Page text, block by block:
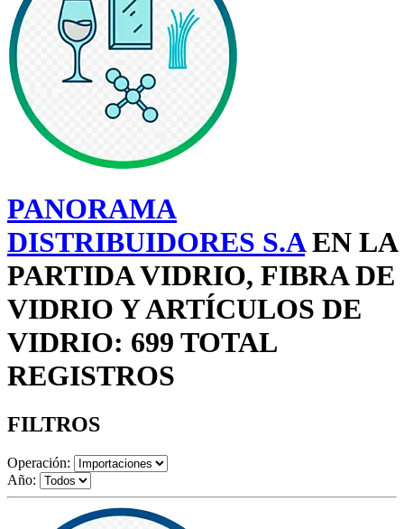
PANORAMA
DISTRIBUIDORES S.AEN LA
PARTIDA VIDRIO, FIBRA DE
VIDRIO Y ARTÍCULOS DE
VIDRIO: 699 TOTAL
REGISTROS
FILTROS
Operación:
Año: